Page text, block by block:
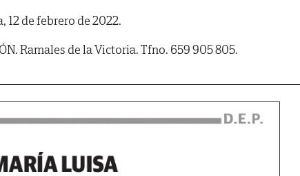
12 de febrero de 2022.
Ramales de la Victoria. Tfno. 659 905 805.